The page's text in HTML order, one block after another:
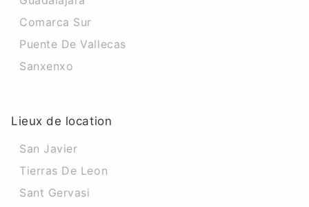
Comarca Sur
Puente De Vallecas
Sanxenxo
Lieux de location
San Javier
Tierras De Leon
Sant Gervasi